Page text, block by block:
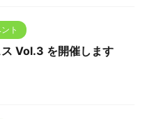
ト
Vol.3 を開催します